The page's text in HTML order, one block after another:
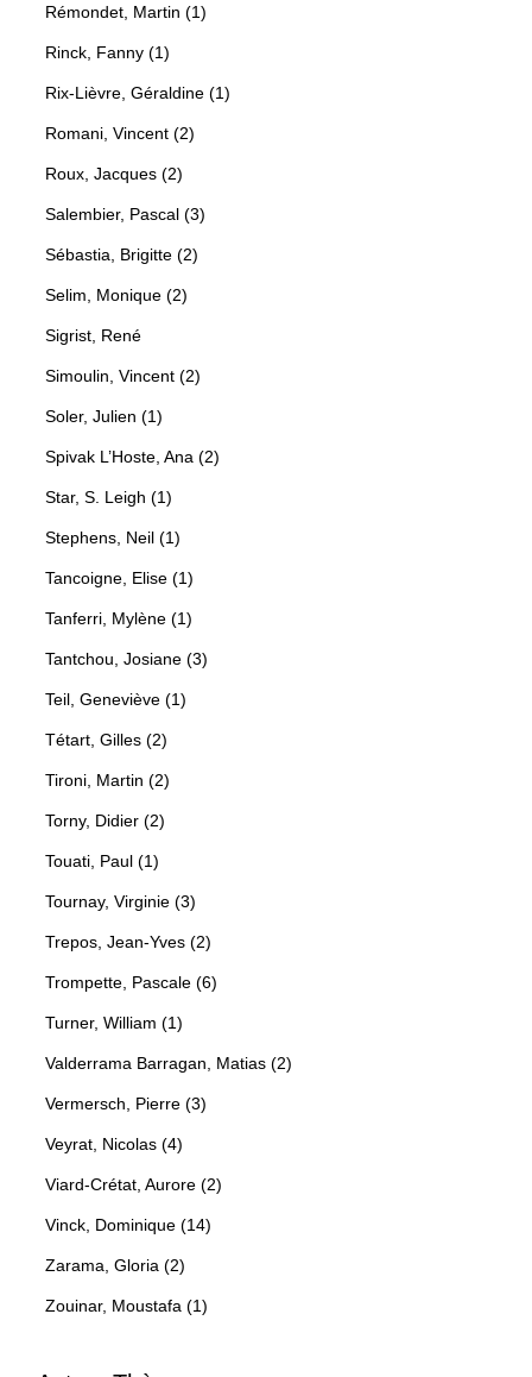
Rémondet, Martin (1)
Rinck, Fanny (1)
Rix-Lièvre, Géraldine (1)
Romani, Vincent (2)
Roux, Jacques (2)
Salembier, Pascal (3)
Sébastia, Brigitte (2)
Selim, Monique (2)
Sigrist, René
Simoulin, Vincent (2)
Soler, Julien (1)
Spivak L’Hoste, Ana (2)
Star, S. Leigh (1)
Stephens, Neil (1)
Tancoigne, Elise (1)
Tanferri, Mylène (1)
Tantchou, Josiane (3)
Teil, Geneviève (1)
Tétart, Gilles (2)
Tironi, Martin (2)
Torny, Didier (2)
Touati, Paul (1)
Tournay, Virginie (3)
Trepos, Jean-Yves (2)
Trompette, Pascale (6)
Turner, William (1)
Valderrama Barragan, Matias (2)
Vermersch, Pierre (3)
Veyrat, Nicolas (4)
Viard-Crétat, Aurore (2)
Vinck, Dominique (14)
Zarama, Gloria (2)
Zouinar, Moustafa (1)